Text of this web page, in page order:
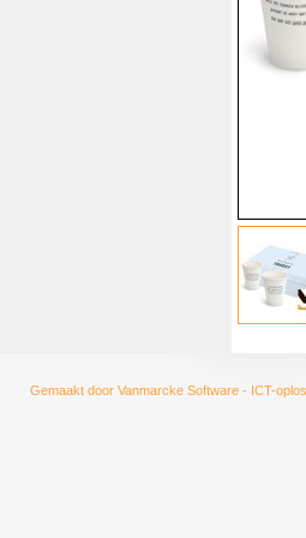
Gemaakt door Vanmarcke Software - ICT-